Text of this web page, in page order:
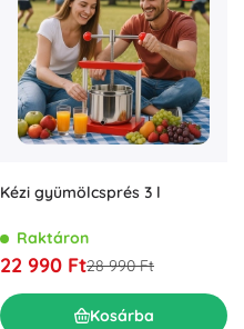
Kézi gyümölcsprés 3 l
Raktáron
22 990 Ft28 990 Ft
Kosárba